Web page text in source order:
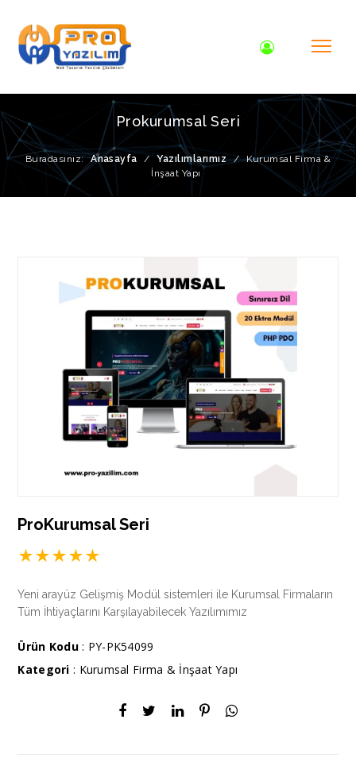
Prokurumsal Seri
Buradasınız: Anasayfa / Yazılımlarımız /
Kurumsal Firma &
İnşaat Yapı
ProKurumsal Seri
★★★★★
Yeni arayüz Gelişmiş Modül sistemleri ile Kurumsal Firmaların
Tüm İhtiyaçlarını Karşılayabilecek Yazılımımız
Ürün Kodu: PY-PK54099
Kategori : Kurumsal Firma & İnşaat Yapı